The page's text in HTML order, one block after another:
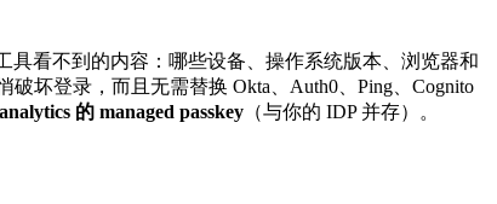
具看不到的内容：哪些设备、操作系统版本、浏览器和
破坏登录，而且无需替换 Okta、Auth0、Ping、Cognito
的 managed passkey （与你的 IDP 并存）。